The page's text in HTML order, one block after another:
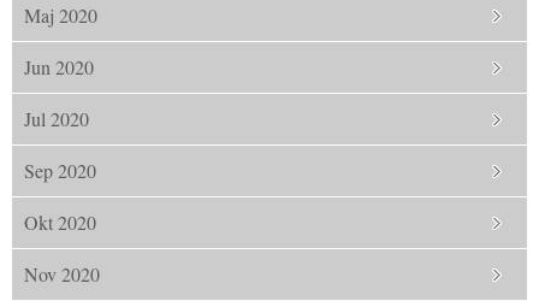
Maj 2020
Jun 2020
Jul 2020
Sep 2020
Okt 2020
Nov 2020